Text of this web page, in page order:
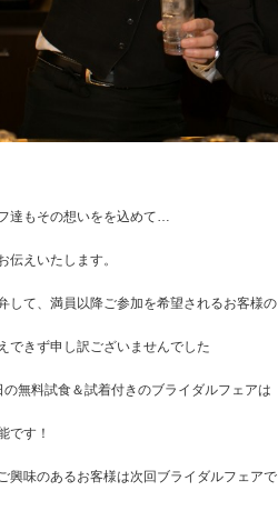
達もその想いをを込めて…
伝えいたします。
して、満員以降ご参加を希望されるお客様の
できず申し訳ございませんでした
の無料試食＆試着付きのブライダルフェアは
です！
興味のあるお客様は次回ブライダルフェアで